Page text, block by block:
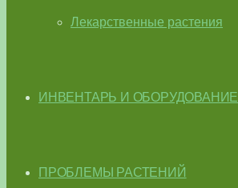
Лекарственные растения
ИНВЕНТАРЬ И ОБОРУДОВАНИЕ
ПРОБЛЕМЫ РАСТЕНИЙ